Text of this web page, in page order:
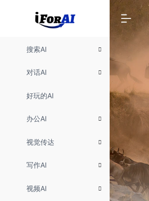
搜索AI
对话AI
好玩的AI
办公AI
视觉传达
写作AI
视频AI